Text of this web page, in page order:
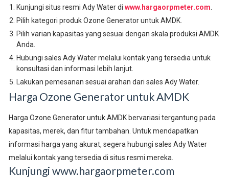
Kunjungi situs resmi Ady Water di www.hargaorpmeter.com
Pilih kategori produk Ozone Generator untuk AMDK.
Pilih varian kapasitas yang sesuai dengan skala produksi AMDK
Anda.
Hubungi sales Ady Water melalui kontak yang tersedia untuk
konsultasi dan informasi lebih lanjut.
Lakukan pemesanan sesuai arahan dari sales Ady Water.
Harga Ozone Generator untuk AMDK
Harga Ozone Generator untuk AMDK bervariasi tergantung pada
kapasitas, merek, dan fitur tambahan. Untuk mendapatkan
informasi harga yang akurat, segera hubungi sales Ady Water
melalui kontak yang tersedia di situs resmi mereka.
Kunjungi www.hargaorpmeter.com